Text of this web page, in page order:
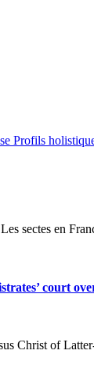
Profils
sectes en
court
Christ of